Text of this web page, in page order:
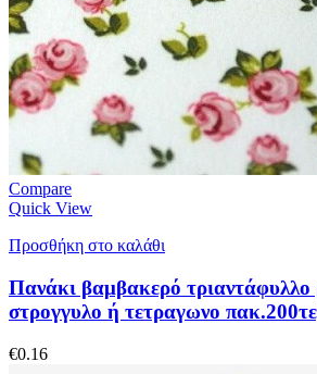
Compare
Quick View
Προσθήκη στο καλάθι
Πανάκι βαμβακερό τριαντάφυλλο
στρογγυλο ή τετραγωνο
€0.16